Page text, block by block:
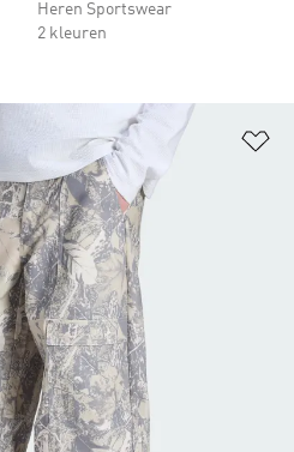
Heren Sportswear
2 kleuren